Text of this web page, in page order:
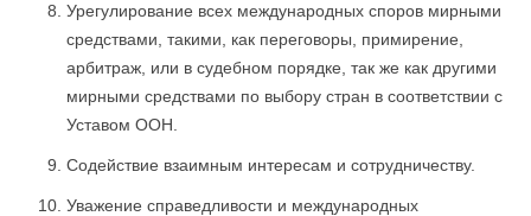
Урегулирование всех международных споров мирными
средствами, такими, как переговоры, примирение,
арбитраж, или в судебном порядке, так же как другими
мирными средствами по выбору стран в соответствии с
Уставом ООН.
Содействие взаимным интересам и сотрудничеству.
Уважение справедливости и международных